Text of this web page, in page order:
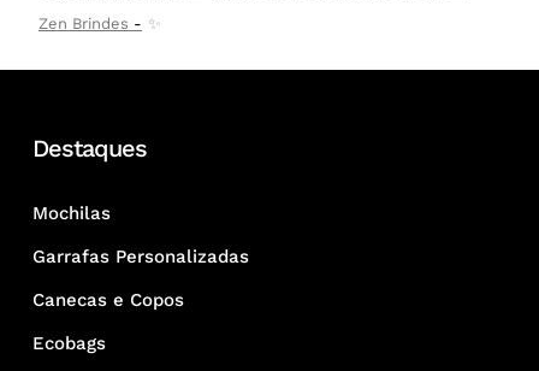
Zen Brindes
✨
Destaques
Mochilas
Garrafas Personalizadas
Canecas e Copos
Ecobags